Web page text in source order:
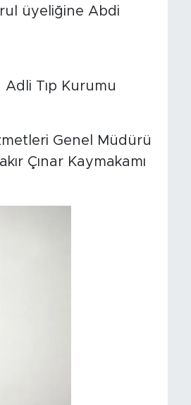
üyeliğine Abdi
Adli Tıp Kurumu
Genel Müdürü
Çınar Kaymakamı